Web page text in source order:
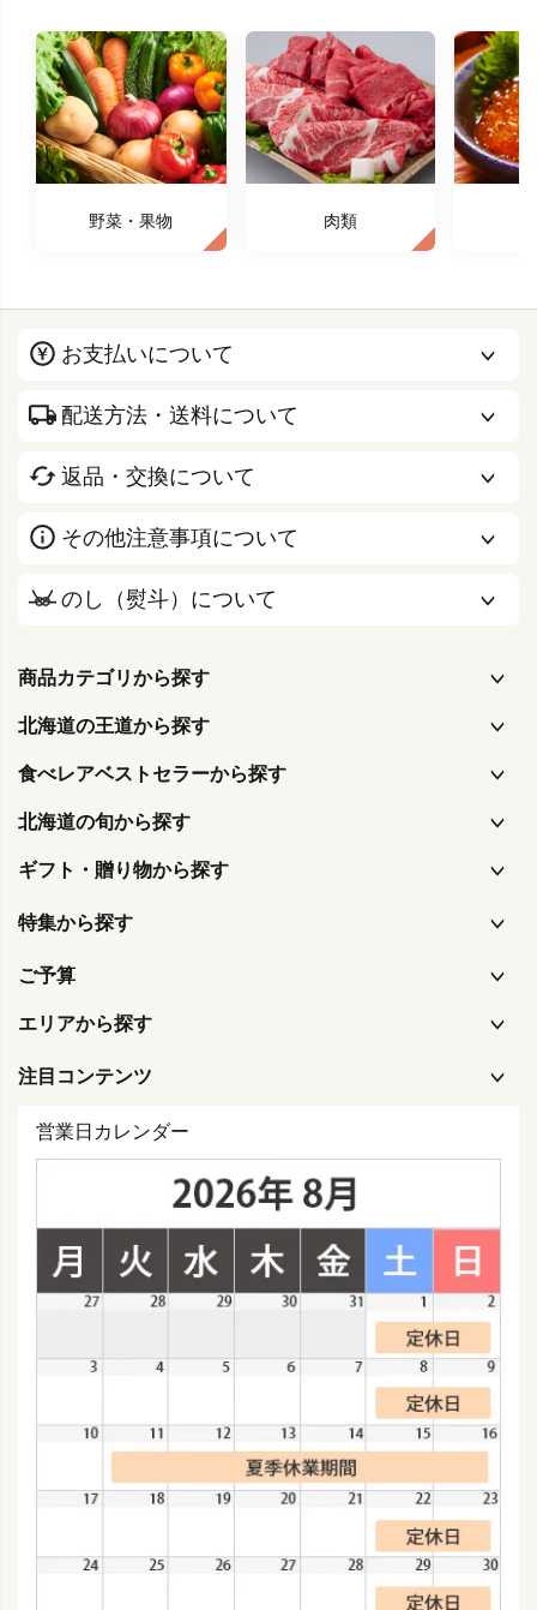
野菜・果物 肉類
お支払いについて
配送方法・送料について
返品・交換について
その他注意事項について
のし（熨斗）について
商品カテゴリから探す
北海道の王道から探す
食べレアベストセラーから探す
北海道の旬から探す
ギフト・贈り物から探す
特集から探す
ご予算
エリアから探す
注目コンテンツ
営業日カレンダー